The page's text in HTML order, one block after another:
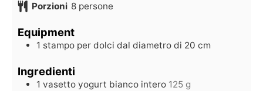
Porzioni 8 persone
Equipment
1 stampo per dolci dal diametro di 20 cm
Ingredienti
1 vasetto yogurt bianco intero 125 g